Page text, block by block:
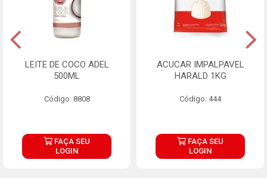
LEITE DE COCO ADEL
500ML
Código: 8808
FAÇA SEU
LOGIN
ACUCAR IMPALPAVEL
HARALD 1KG
Código: 444
FAÇA SEU
LOGIN